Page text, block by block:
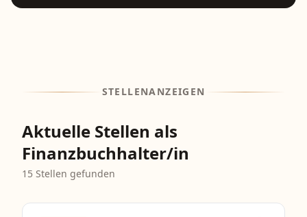
STELLENANZEIGEN
Aktuelle Stellen als
Finanzbuchhalter/in
15 Stellen gefunden